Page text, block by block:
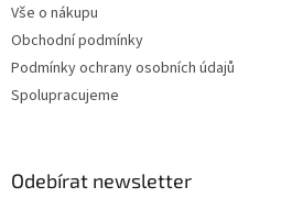
Vše o nákupu
Obchodní podmínky
Podmínky ochrany osobních údajů
Spolupracujeme
Odebírat newsletter